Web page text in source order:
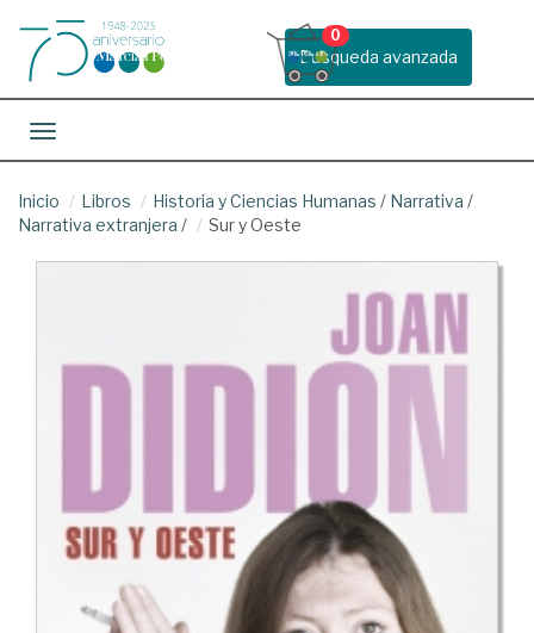
Busqueda avanzada
0
Toggle navigation
Inicio Libros Historia y Ciencias Humanas / Narrativa /
Narrativa extranjera / Sur y Oeste